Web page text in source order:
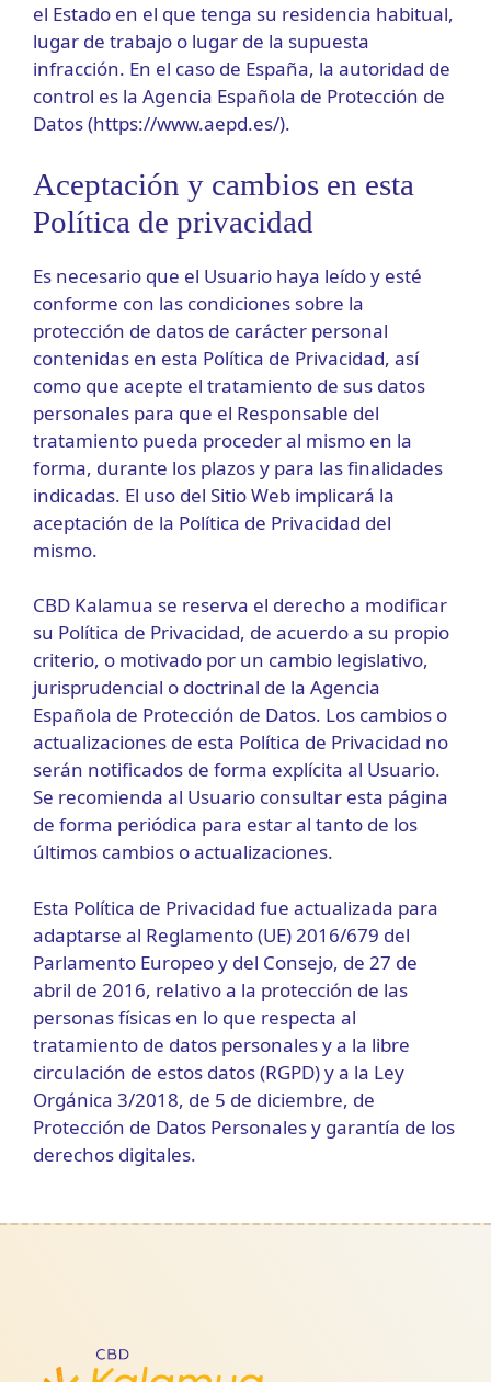
el Estado en el que tenga su residencia habitual,
lugar de trabajo o lugar de la supuesta
infracción. En el caso de España, la autoridad de
control es la Agencia Española de Protección de
Datos (https://www.aepd.es/).
Aceptación y cambios en esta
Política de privacidad
Es necesario que el Usuario haya leído y esté
conforme con las condiciones sobre la
protección de datos de carácter personal
contenidas en esta Política de Privacidad, así
como que acepte el tratamiento de sus datos
personales para que el Responsable del
tratamiento pueda proceder al mismo en la
forma, durante los plazos y para las finalidades
indicadas. El uso del Sitio Web implicará la
aceptación de la Política de Privacidad del
mismo.
CBD Kalamua se reserva el derecho a modificar
su Política de Privacidad, de acuerdo a su propio
criterio, o motivado por un cambio legislativo,
jurisprudencial o doctrinal de la Agencia
Española de Protección de Datos. Los cambios o
actualizaciones de esta Política de Privacidad no
serán notificados de forma explícita al Usuario.
Se recomienda al Usuario consultar esta página
de forma periódica para estar al tanto de los
últimos cambios o actualizaciones.
Esta Política de Privacidad fue actualizada para
adaptarse al Reglamento (UE) 2016/679 del
Parlamento Europeo y del Consejo, de 27 de
abril de 2016, relativo a la protección de las
personas físicas en lo que respecta al
tratamiento de datos personales y a la libre
circulación de estos datos (RGPD) y a la Ley
Orgánica 3/2018, de 5 de diciembre, de
Protección de Datos Personales y garantía de los
derechos digitales.